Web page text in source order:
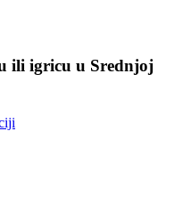
ili igricu u Srednjoj